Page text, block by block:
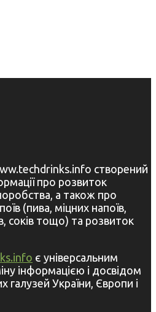
створений
про розвиток
а також про
(пива, міцних напоїв,
соків тощо) та розвиток
є універсальним
інформацією і досвідом
галузей України, Європи і